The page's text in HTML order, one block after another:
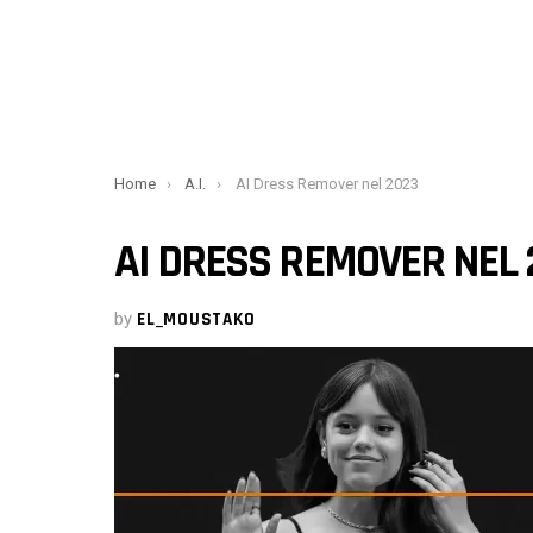
You are here:
Home A.I. AI Dress Remover nel 2023
AI DRESS REMOVER
by EL_MOUSTAKO